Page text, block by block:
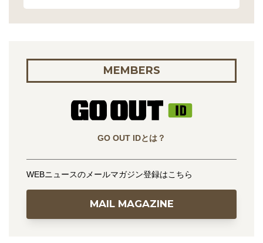
MEMBERS
GO OUT IDとは？
WEBニュースのメールマガジン登録はこちら
MAIL MAGAZINE